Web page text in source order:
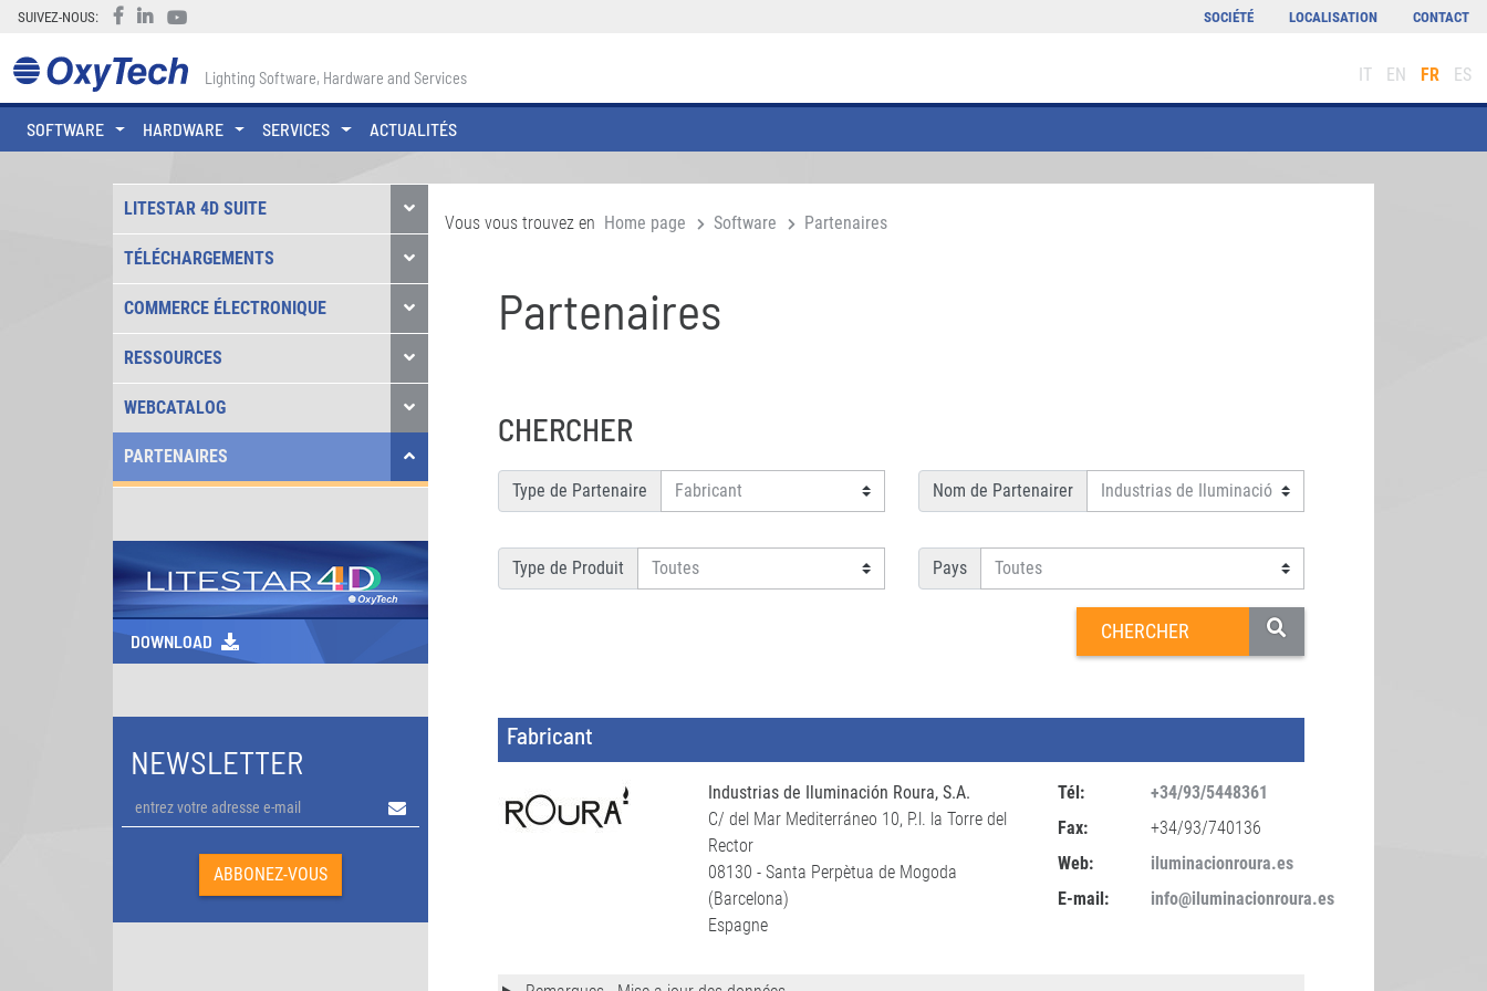
SUIVEZ-NOUS:
IT EN FR ES
Lighting Software, Hardware and Services
SOFTWARE HARDWARE SERVICES ACTUALITÉS
SOCIÉTÉ LOCALISATION CONTACT
Vous vous trouvez en Home page Software Partenaires
Partenaires
CHERCHER
Type de Partenaire Nom de Partenairer
Type de Produit Pays
Fabricant
Industrias de Iluminación Roura, S.A.
C/ del Mar Mediterráneo 10, P.l. la Torre del
Rector
08130 - Santa Perpètua de Mogoda
(Barcelona)
Espagne
Tél:
+34/93/5448361
Fax:
+34/93/740136
Web:
iluminacionroura.es
E-mail:
info@iluminacionroura.es
LITESTAR 4D SUITE
TÉLÉCHARGEMENTS
COMMERCE ÉLECTRONIQUE
RESSOURCES
WEBCATALOG
PARTENAIRES
DOWNLOAD
NEWSLETTER